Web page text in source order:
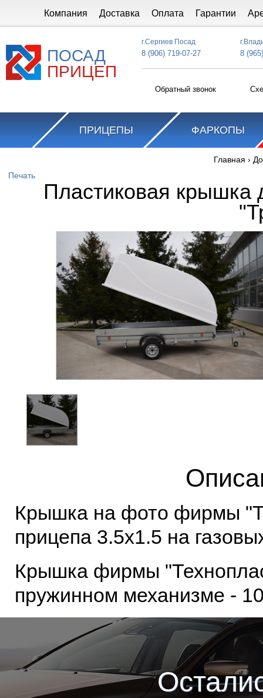
Компания Доставка Оплата Гарантии
ПОСАД
ПРИЦЕП
г.Сергиев Посад
8 (906) 719-07-27 8
Обратный звонок
ПРИЦЕПЫ ФАРКОПЫ
Главная ›
Печать
Пластиковая
Крышка на фото фирмы
прицепа 3.5х1.5 на
Крышка фирмы
пружинном механизме -